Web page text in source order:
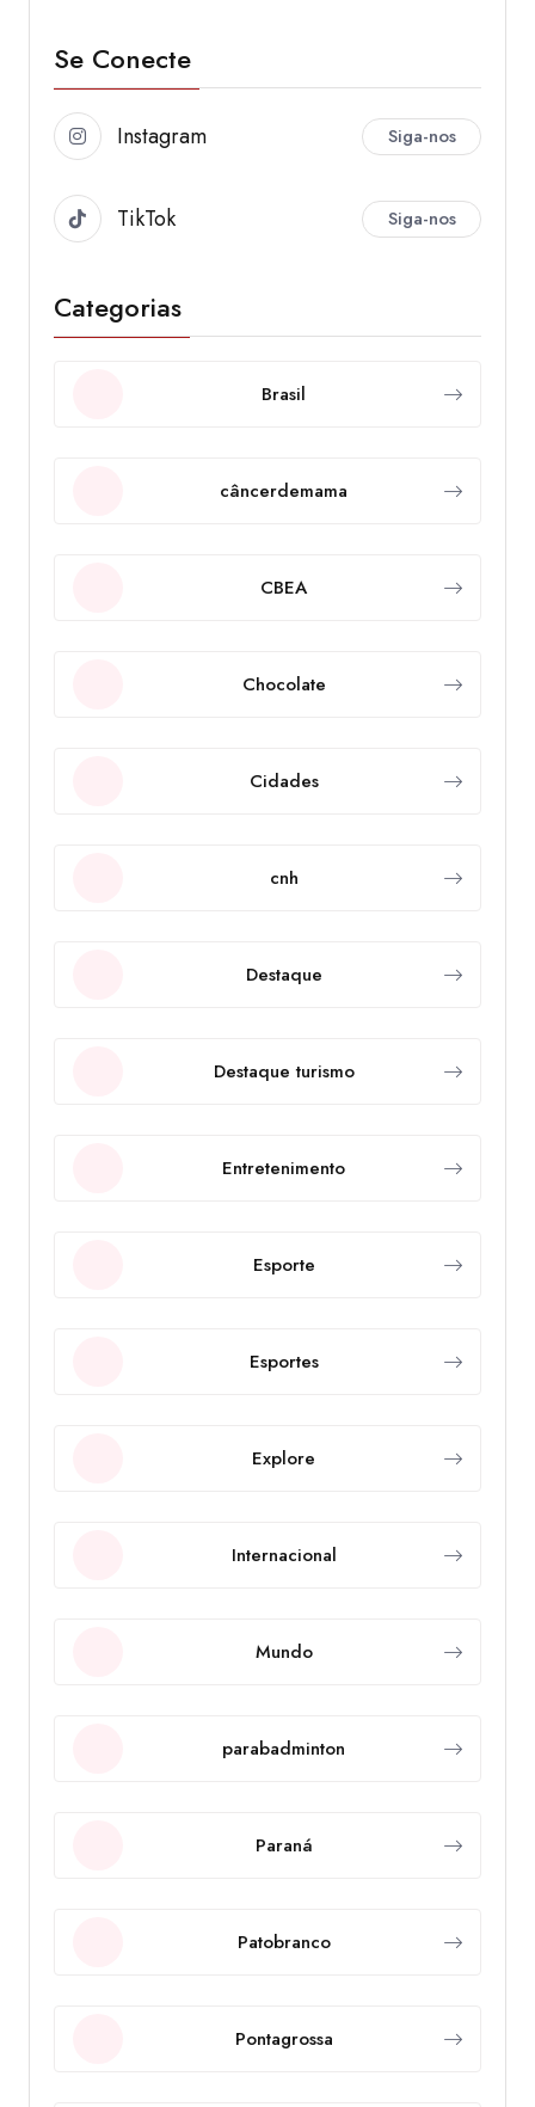
Se Conecte
Instagram Siga-nos
TikTok Siga-nos
Categorias
Brasil
câncerdemama
CBEA
Chocolate
Cidades
cnh
Destaque
Destaque turismo
Entretenimento
Esporte
Esportes
Explore
Internacional
Mundo
parabadminton
Paraná
Patobranco
Pontagrossa